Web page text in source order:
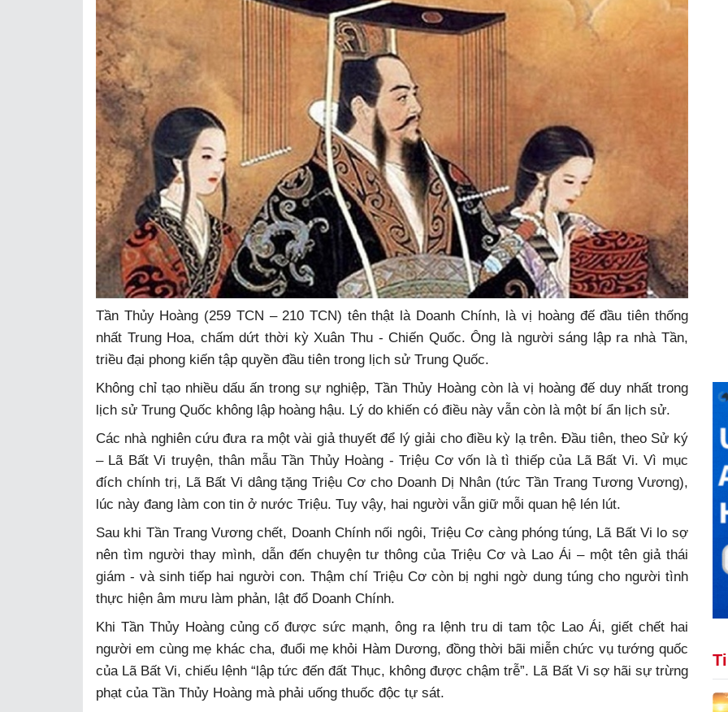
Tần Thủy Hoàng (259 TCN – 210 TCN) tên thật là Doanh Chính, là vị hoàng đế đầu tiên thống
nhất Trung Hoa, chấm dứt thời kỳ Xuân Thu - Chiến Quốc. Ông là người sáng lập ra nhà Tần,
triều đại phong kiến tập quyền đầu tiên trong lịch sử Trung Quốc.
Không chỉ tạo nhiều dấu ấn trong sự nghiệp, Tần Thủy Hoàng còn là vị hoàng đế duy nhất trong
lịch sử Trung Quốc không lập hoàng hậu. Lý do khiến có điều này vẫn còn là một bí ẩn lịch sử.
Các nhà nghiên cứu đưa ra một vài giả thuyết để lý giải cho điều kỳ lạ trên. Đầu tiên, theo Sử ký
– Lã Bất Vi truyện, thân mẫu Tần Thủy Hoàng - Triệu Cơ vốn là tì thiếp của Lã Bất Vi. Vì mục
đích chính trị, Lã Bất Vi dâng tặng Triệu Cơ cho Doanh Dị Nhân (tức Tần Trang Tương Vương),
lúc này đang làm con tin ở nước Triệu. Tuy vậy, hai người vẫn giữ mỗi quan hệ lén lút.
Sau khi Tần Trang Vương chết, Doanh Chính nối ngôi, Triệu Cơ càng phóng túng, Lã Bất Vi lo sợ
nên tìm người thay mình, dẫn đến chuyện tư thông của Triệu Cơ và Lao Ái – một tên giả thái
giám - và sinh tiếp hai người con. Thậm chí Triệu Cơ còn bị nghi ngờ dung túng cho người tình
thực hiện âm mưu làm phản, lật đổ Doanh Chính.
Khi Tần Thủy Hoàng củng cố được sức mạnh, ông ra lệnh tru di tam tộc Lao Ái, giết chết hai
người em cùng mẹ khác cha, đuổi mẹ khỏi Hàm Dương, đồng thời bãi miễn chức vụ tướng quốc
của Lã Bất Vi, chiếu lệnh “lập tức đến đất Thục, không được chậm trễ”. Lã Bất Vi sợ hãi sự trừng
phạt của Tần Thủy Hoàng mà phải uống thuốc độc tự sát.